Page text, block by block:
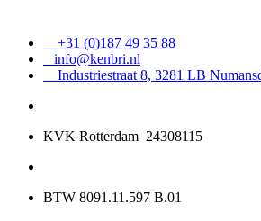
+31 (0)187 49 35 88
info@kenbri.nl
Industriestraat 8, 3281 LB
KVK Rotterdam 24308115
BTW 8091.11.597 B.01